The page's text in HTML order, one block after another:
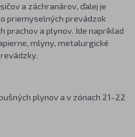
a záchranárov, ďalej je
priemyselných prevádzok
prachov a plynov. Ide napríklad
mlyny, metalurgické
plynov a v zónach 21-22